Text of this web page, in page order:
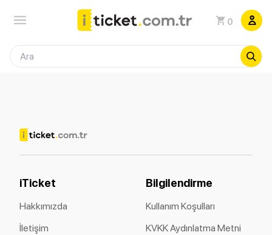
0
iTicket
Hakkımızda
İletişim
Bilgilendirme
Kullanım Koşulları
KVKK Aydınlatma Metni